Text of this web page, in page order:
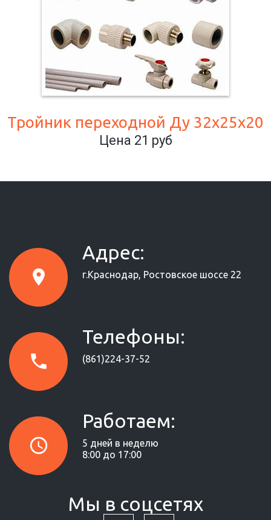
Тройник переходной Ду 32х25х20
Цена 21 руб
Адрес:
г.Краснодар, Ростовское шоссе 22
Телефоны:
(861)224-37-52
Работаем:
5 дней в неделю
8:00 до 17:00
Мы в соцсетях